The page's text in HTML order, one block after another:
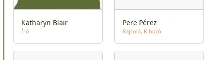
Katharyn Blair
Író
Pere Pérez
Rajzoló Kihúzó